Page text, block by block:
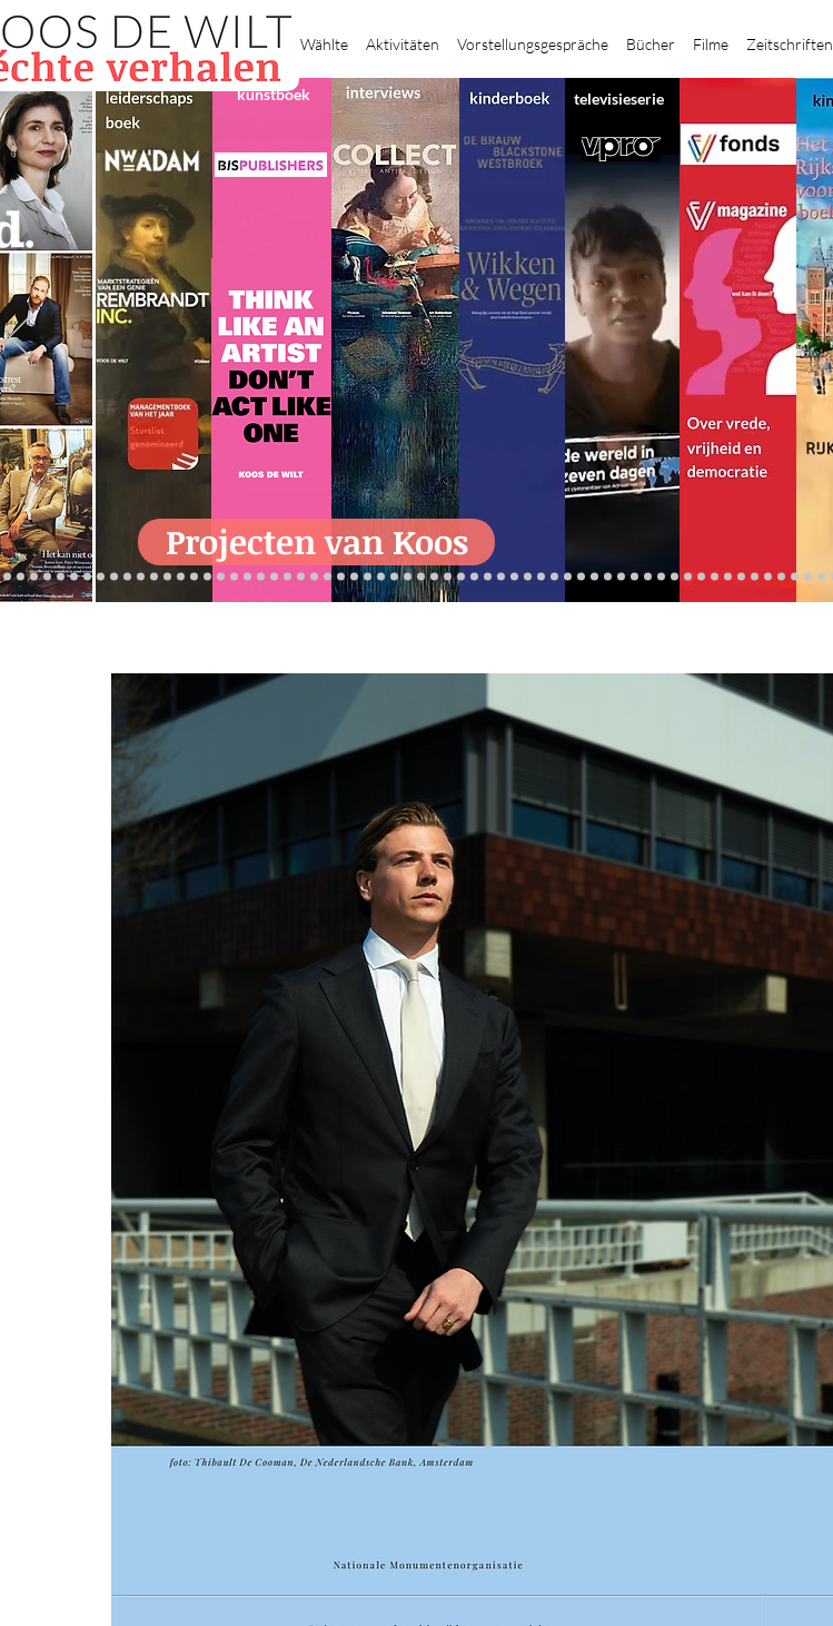
Heim Wählte Aktivitäten Vorstellungsgespräche Bücher Filme Zeitschriften
kunstboek televisieserie
Projecten van Koos